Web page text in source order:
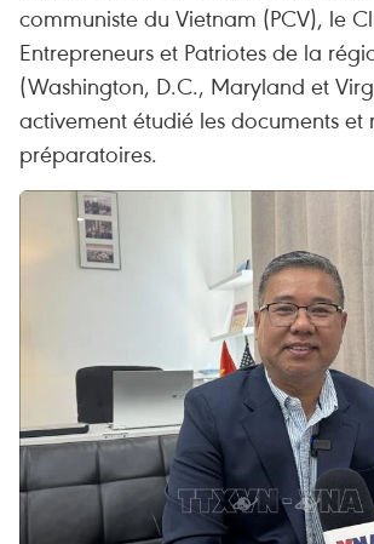
communiste du Vietnam (PCV), le
Entrepreneurs et Patriotes de la
(Washington, D.C., Maryland et
activement étudié les documents et
préparatoires.